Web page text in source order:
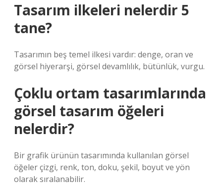
Tasarım ilkeleri nelerdir 5
tane?
Tasarımın beş temel ilkesi vardır: denge, oran ve
görsel hiyerarşi, görsel devamlılık, bütünlük, vurgu.
Çoklu ortam tasarımlarında
görsel tasarım öğeleri
nelerdir?
Bir grafik ürünün tasarımında kullanılan görsel
öğeler çizgi, renk, ton, doku, şekil, boyut ve yön
olarak sıralanabilir.